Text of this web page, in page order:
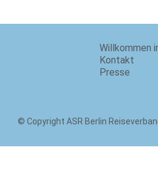
Willkommen
Kontakt
Presse
© Copyright ASR Berlin